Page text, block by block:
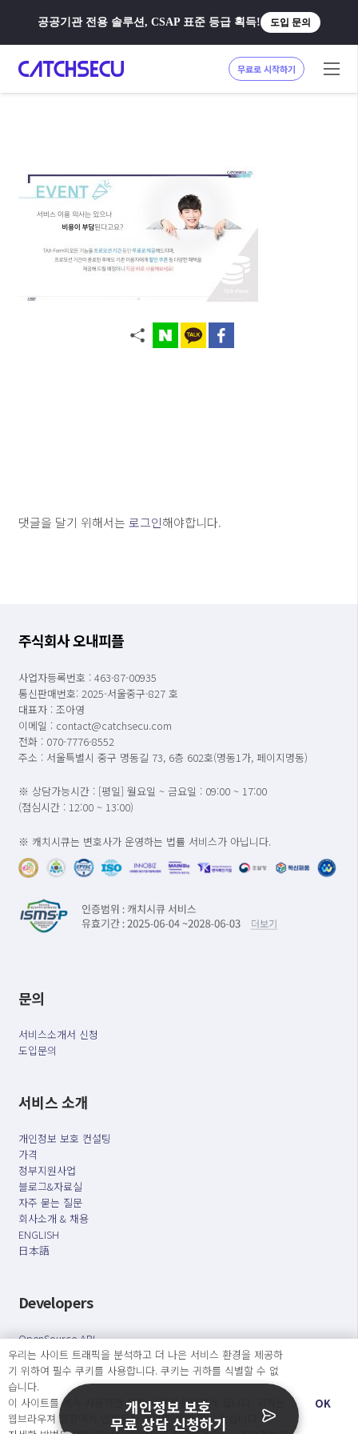
공공기관 전용 솔루션, CSAP 표준 등급 획득! 도입 문의
무료로 시작하기
댓글을 달기 위해서는 로그인해야합니다.
주식회사 오내피플
사업자등록번호 : 463-87-00935
통신판매번호: 2025-서울중구-827 호
대표자 : 조아영
이메일 : contact@catchsecu.com
전화 : 070-7776-8552
주소 : 서울특별시 중구 명동길 73, 6층 602호(명동1가, 페이지명동)
※ 상담가능시간 : [평일] 월요일 ~ 금요일 : 09:00 ~ 17:00
(점심시간 : 12:00 ~ 13:00)
※ 캐치시큐는 변호사가 운영하는 법률 서비스가 아닙니다.
문의
서비스소개서 신청
도입문의
서비스 소개
개인정보 보호 컨설팅
가격
정부지원사업
블로그&자료실
자주 묻는 질문
회사소개 & 채용
ENGLISH
日本語
Developers
OpenSource API
오늘보다 더 나은 내일을 만드는 사람들
개인정보처리방침 서비스 이용약관
우리는 사이트 트래픽을 분석하고 더 나은 서비스 환경을 제공하
기 위하여 필수 쿠키를 사용합니다. 쿠키는 귀하를 식별할 수 없
습니다.
이 사이트를 계속 사용하면 쿠키 사용에 동의하게 됩니다. 귀하는
웹브라우져 설정에서 언제든지 쿠키를 삭제 할 수있습니다.
OK
개인정보 보호
무료 상담 신청하기